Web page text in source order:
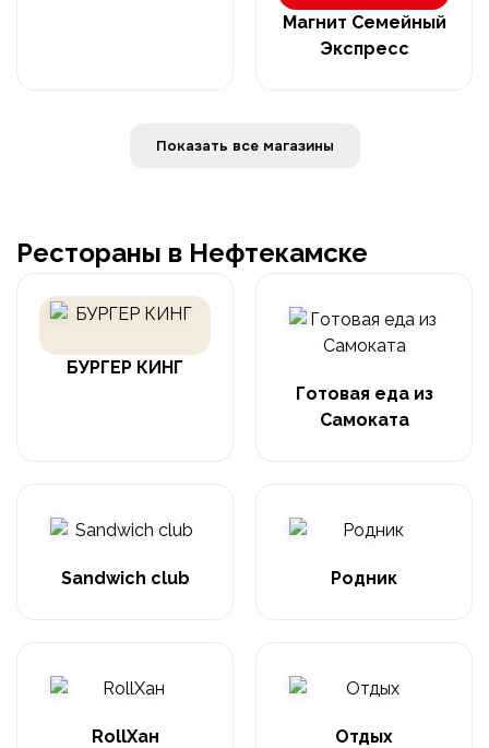
Магнит Семейный
Экспресс
Показать все магазины
Рестораны в Нефтекамске
БУРГЕР КИНГ
Готовая еда из
Самоката
Sandwich club Родник
RollХан Отдых